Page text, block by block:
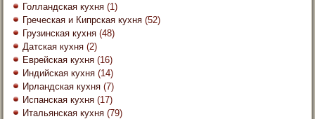
Голландская кухня (1)
Греческая и Кипрская кухня (52)
Грузинская кухня (48)
Датская кухня (2)
Еврейская кухня (16)
Индийская кухня (14)
Ирландская кухня (7)
Испанская кухня (17)
Итальянская кухня (79)